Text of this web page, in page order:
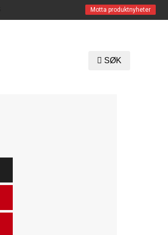
Motta produktnyheter
SØK